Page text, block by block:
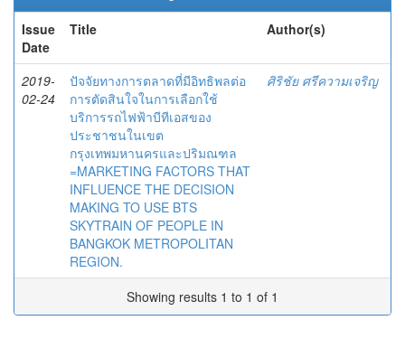
Issue
Date
Title Author(s)
2019-
02-24
ปัจจัยทางการตลาดที่มีอิทธิพลต่อ
การตัดสินใจในการเลือกใช้
บริการรถไฟฟ้าบีทีเอสของ
ประชาชนในเขต
กรุงเทพมหานครและปริมณฑล
=MARKETING FACTORS THAT
INFLUENCE THE DECISION
MAKING TO USE BTS
SKYTRAIN OF PEOPLE IN
BANGKOK METROPOLITAN
REGION.
ศิริชัย ศรีความเจริญ
Showing results 1 to 1 of 1